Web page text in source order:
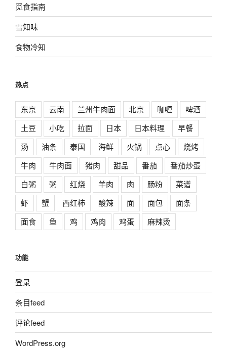
觅食指南
雪知味
食物冷知
热点
东京 云南 兰州牛肉面 北京 咖喱
啤酒
土豆
小吃 拉面 日本 日本料理
早餐
汤
油条 泰国 海鲜 火锅 点心
烧烤
牛肉
牛肉面 猪肉 甜品 番茄
番茄炒蛋
白粥
粥 红烧 羊肉 肉 肠粉
菜谱
虾
蟹 西红柿 酸辣 面 面包
面条
面食
鱼 鸡 鸡肉 鸡蛋 麻辣烫
功能
登录
条目feed
评论feed
WordPress.org